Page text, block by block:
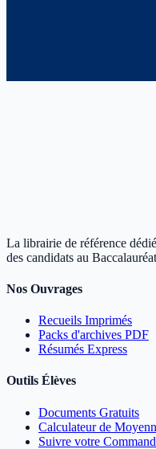
La librairie de référence
des candidats au
Nos Ouvrages
Recueils Imprimés
Packs d'archives PDF
Résumés Express
Outils Élèves
Documents Gratuits
Calculateur de
Suivre votre